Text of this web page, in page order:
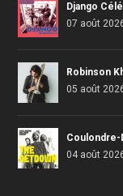
Django
07 août
Robinson
05 août
Coulondre-
04 août